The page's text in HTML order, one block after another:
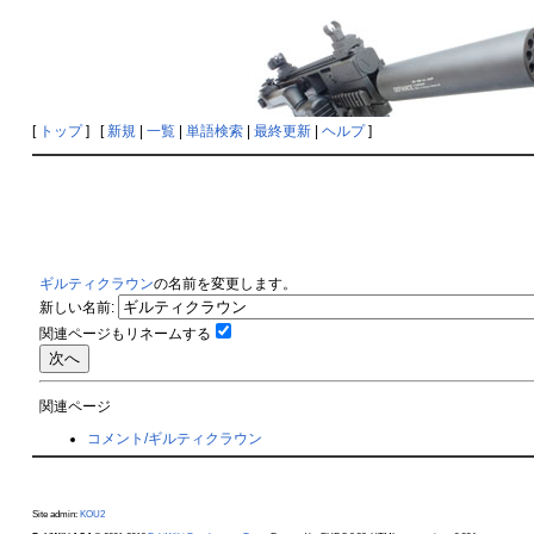
[ トップ] [新規| 一覧| 単語検索| 最終更新| ヘルプ]
ギルティクラウンの名前を変更します。
新しい名前:
関連ページもリネームする
関連ページ
コメント/ギルティクラウン
Site admin: KOU2